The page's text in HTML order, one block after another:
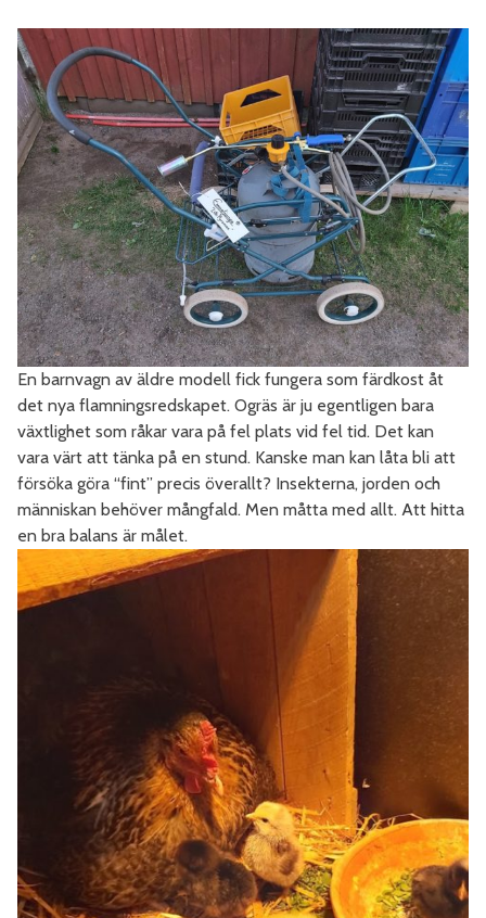
En barnvagn av äldre modell fick fungera som färdkost åt
det nya flamningsredskapet. Ogräs är ju egentligen bara
växtlighet som råkar vara på fel plats vid fel tid. Det kan
vara värt att tänka på en stund. Kanske man kan låta bli att
försöka göra “fint” precis överallt? Insekterna, jorden och
människan behöver mångfald. Men måtta med allt. Att hitta
en bra balans är målet.